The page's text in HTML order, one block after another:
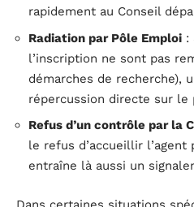
rapidement au Conseil
Radiation par Pôle Emploi :
l’inscription ne sont pas
démarches de recherche),
répercussion directe sur le
Refus d’un contrôle par la
le refus d’accueillir
entraîne là aussi un